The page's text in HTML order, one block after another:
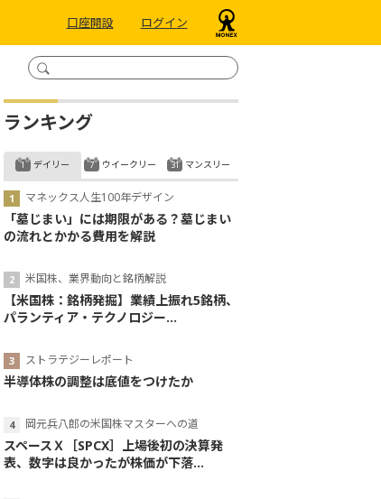
口座開設 ログイン
ランキング
デイリー
マネックス人生100年デザイン
「墓じまい」には期限がある？墓じまい
の流れとかかる費用を解説
米国株、業界動向と銘柄解説
【米国株：銘柄発掘】業績上振れ5銘柄、
パランティア・テクノロジー...
ストラテジーレポート
半導体株の調整は底値をつけたか
岡元兵八郎の米国株マスターへの道
スペースＸ［SPCX］上場後初の決算発
表、数字は良かったが株価が下落...
ウイークリー マンスリー